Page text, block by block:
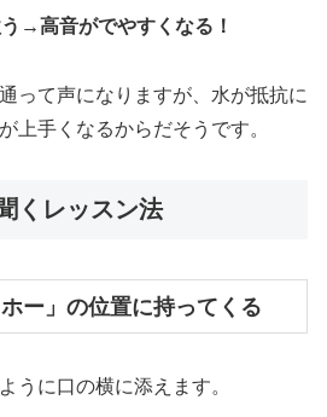
→高音がでやすくなる！
って声になりますが、水が抵抗に
上手くなるからだそうです。
くレッスン法
ー」の位置に持ってくる
うに口の横に添えます。